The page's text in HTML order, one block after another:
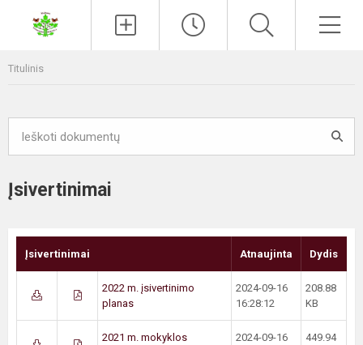
Titulinis
Įsivertinimai
Įsivertinimai Atnaujinta Dydis
2022 m. įsivertinimo
planas
2024-09-16
16:28:12
208.88
KB
2021 m. mokyklos
2024-09-16
449.94